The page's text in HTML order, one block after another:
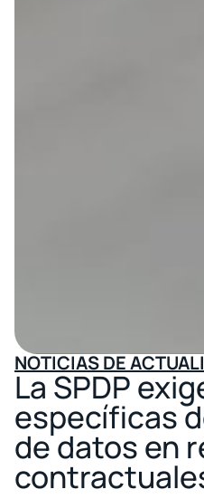
NOTICIAS DE
La SPDP
específicas
de datos en